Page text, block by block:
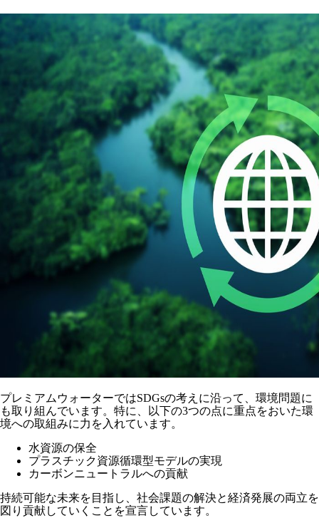
プレミアムウォーターではSDGsの考えに沿って、環境問題に
も取り組んでいます。特に、以下の3つの点に重点をおいた環
境への取組みに力を入れています。
水資源の保全
プラスチック資源循環型モデルの実現
カーボンニュートラルへの貢献
持続可能な未来を目指し、社会課題の解決と経済発展の両立を
図り貢献していくことを宣言しています。